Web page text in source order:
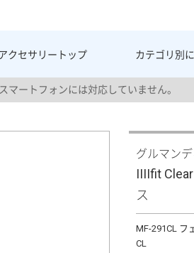
クセサリー トップ カテゴリ別
マートフォンには対応していません。
グルマン
IIIIfit
ス
MF-291CL フ
CL